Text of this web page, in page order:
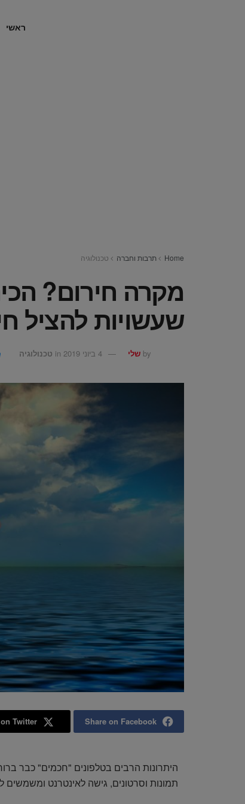
ראשי
Home תרבות וחברה טכנולוגיה
מקרה חירום?
שעשויות להציל
by שלי 4 ביוני 2019 in טכנולוגיה
Share on Facebook
Twitter
היתרונות הרבים בטלפונים "חכמים" כבר
תמונות וסרטונים, גישה לאינטרנט